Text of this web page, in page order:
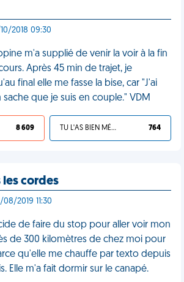
2018 09:30
m'a supplié de venir la voir à la fin
Après 45 min de trajet, je
final elle me fasse la bise, car "J'ai
que je suis en couple." VDM
8 609 TU L'AS BIEN MÉRITÉ 764
les cordes
2019 11:30
de faire du stop pour aller voir mon
de 300 kilomètres de chez moi pour
qu'elle me chauffe par texto depuis
Elle m'a fait dormir sur le canapé.